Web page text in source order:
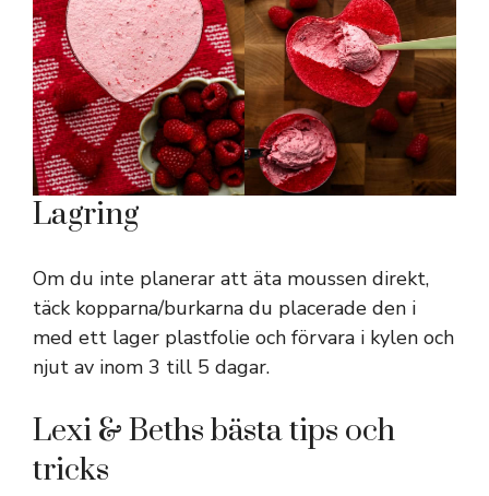
Lagring
Om du inte planerar att äta moussen direkt,
täck kopparna/burkarna du placerade den i
med ett lager plastfolie och förvara i kylen och
njut av inom 3 till 5 dagar.
Lexi & Beths bästa tips och
tricks